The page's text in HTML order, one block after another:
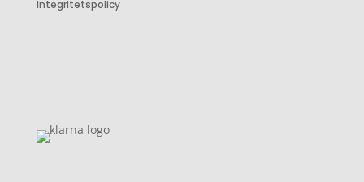
Integritetspolicy